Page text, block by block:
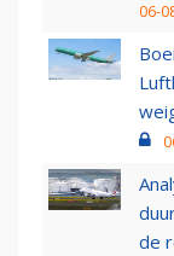
06-
de